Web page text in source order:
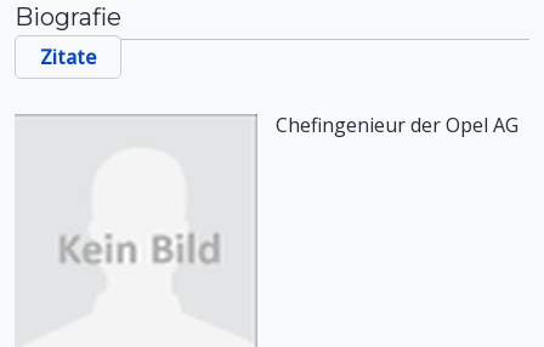
Biografie
Zitate
Chefingenieur der Opel AG